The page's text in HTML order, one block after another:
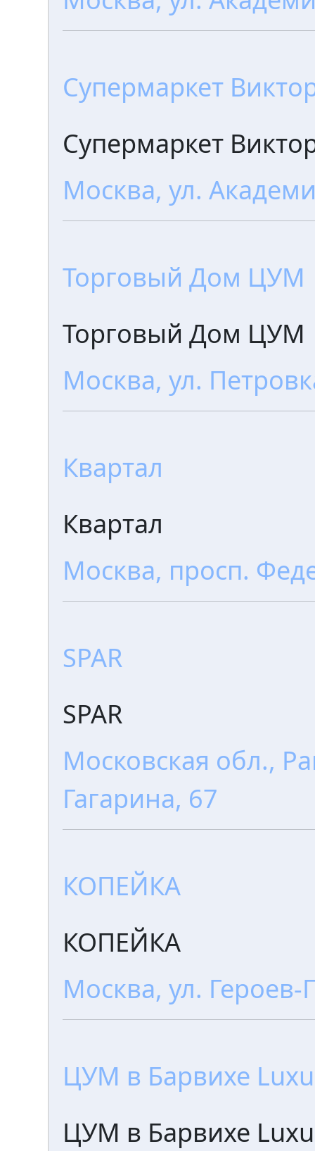
Супермаркет
Супермаркет
Москва, ул.
Торговый Дом ЦУМ
Торговый Дом ЦУМ
Москва, ул.
Квартал
Квартал
Москва, просп.
SPAR
SPAR
Московская обл.,
Гагарина, 67
КОПЕЙКА
КОПЕЙКА
Москва, ул.
ЦУМ в Барвихе
ЦУМ в Барвихе